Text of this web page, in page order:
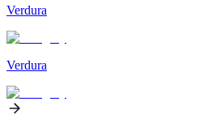
Verdura
Verdura